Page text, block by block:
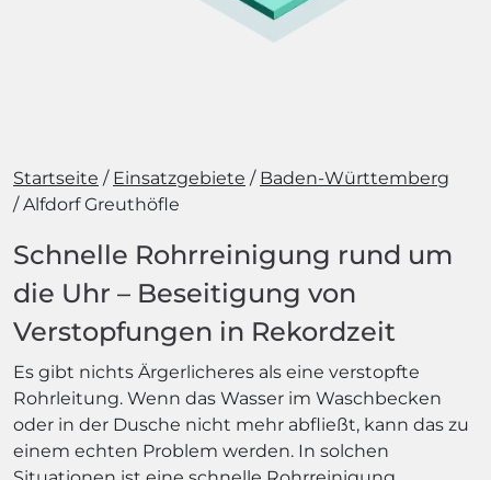
Startseite Einsatzgebiete
Baden-Württemberg
Alfdorf Greuthöfle
Schnelle Rohrreinigung rund um
die Uhr – Beseitigung von
Verstopfungen in Rekordzeit
Es gibt nichts Ärgerlicheres als eine verstopfte
Rohrleitung. Wenn das Wasser im Waschbecken
oder in der Dusche nicht mehr abfließt, kann das zu
einem echten Problem werden. In solchen